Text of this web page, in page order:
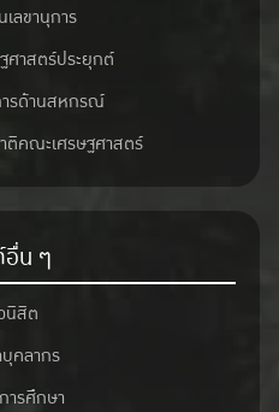
ลขานุการ
ศาสตร์ประยุกต์
รด้านสหกรณ์
ติคณะเศรษฐศาสตร์
น ๆ
นิสิต
คลากร
รศึกษา